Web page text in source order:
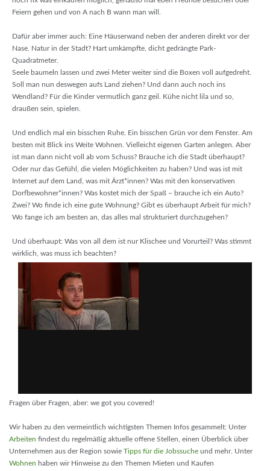
Feiern gehen und von A nach B wann man will.
Dafür aber immer auch: Eine Häuserwand neben der anderen direkt vor der
Nase. Natur in der Stadt? Hart umkämpfte, dicht gedrängte Park-
Quadratmeter.
Seele baumeln lassen und zwei Meter weiter sind die Boxen voll aufgedreht.
Soll man nun deswegen aufs Land ziehen? Und dann auch noch ins
Wendland? Für die Kinder vermutlich ganz geil. Kühe nicht lila und so,
draußen sein, spielen.
Und endlich mal ein bisschen Ruhe. Ein bisschen Grün vor dem Fenster. Am
besten mit Blick ins Weite Wohnen. Vielleicht eigenen Garten anlegen. Aber
ist man dann nicht voll ab vom Schuss? Brauche ich die Stadt überhaupt?
Oder nur das Gefühl, die vielen Möglichkeiten zu haben? Und was ist mit
Internet auf dem Land, was mit Ärzt*innen? Was mit den konservativen
Dorfbewohner*innen? Was kostet mich der Spaß – brauche ich ein Auto?
Zwei? Wo finde ich eine gute Wohnung? Gibt es überhaupt Arbeit für mich?
Wo fange ich am besten an, das alles mal strukturiert durchzugehen?
Und überhaupt: Was von all dem ist nur Klischee und Vorurteil? Was stimmt
wirklich, was muss ich beachten?
Fragen über Fragen, aber: we got you covered!
Wir haben zu den vermeintlich wichtigsten Themen Infos gesammelt: Unter
Arbeiten findest du regelmäßig aktuelle offene Stellen, einen Überblick über
Unternehmen aus der Region sowie Tipps für die Jobssuche und mehr. Unter
Wohnen haben wir Hinweise zu den Themen Mieten und Kaufen